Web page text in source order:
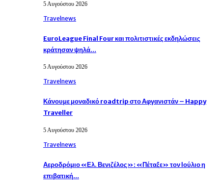
5 Αυγούστου 2026
Travelnews
EuroLeague Final Four και πολιτιστικές εκδηλώσεις
κράτησαν ψηλά…
5 Αυγούστου 2026
Travelnews
Κάνουμε μοναδικό roadtrip στο Αφγανιστάν – Happy
Traveller
5 Αυγούστου 2026
Travelnews
Αεροδρόμιο «Ελ. Βενιζέλος»: «Πέταξε» τον Ιούλιο η
επιβατική…